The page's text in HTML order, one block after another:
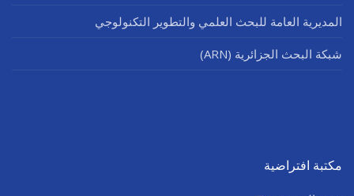
المديرية العامة للبحث العلمي والتطوير التكنولوجي
شبكة البحث الجزائرية (ARN)
مكتبة افتراضية